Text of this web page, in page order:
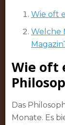
Wie oft
Welche
Wie oft
Das
Monate. Es